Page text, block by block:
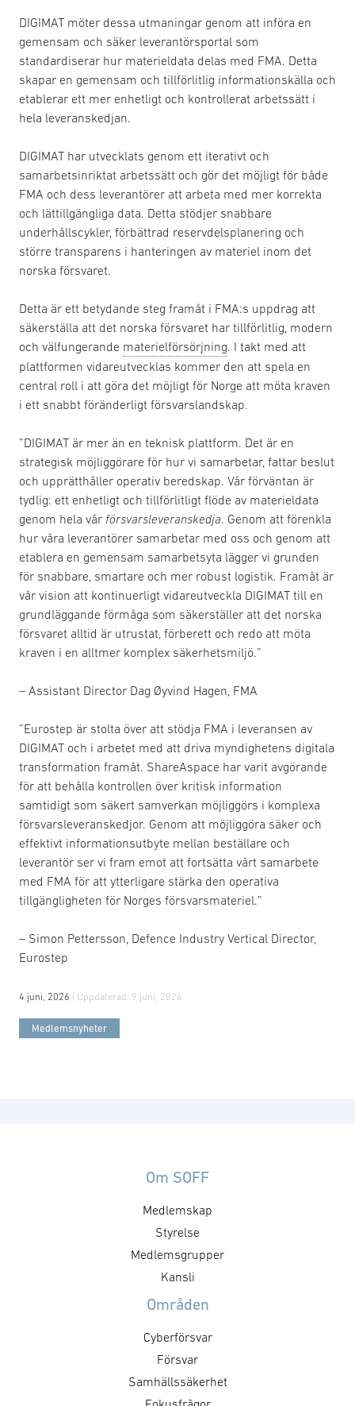
DIGIMAT möter dessa utmaningar genom att införa en
gemensam och säker leverantörsportal som
standardiserar hur materieldata delas med FMA. Detta
skapar en gemensam och tillförlitlig informationskälla och
etablerar ett mer enhetligt och kontrollerat arbetssätt i
hela leveranskedjan.
DIGIMAT har utvecklats genom ett iterativt och
samarbetsinriktat arbetssätt och gör det möjligt för både
FMA och dess leverantörer att arbeta med mer korrekta
och lättillgängliga data. Detta stödjer snabbare
underhållscykler, förbättrad reservdelsplanering och
större transparens i hanteringen av materiel inom det
norska försvaret.
Detta är ett betydande steg framåt i FMA:s uppdrag att
säkerställa att det norska försvaret har tillförlitlig, modern
och välfungerande materielförsörjning. I takt med att
plattformen vidareutvecklas kommer den att spela en
central roll i att göra det möjligt för Norge att möta kraven
i ett snabbt föränderligt försvarslandskap.
”DIGIMAT är mer än en teknisk plattform. Det är en
strategisk möjliggörare för hur vi samarbetar, fattar beslut
och upprätthåller operativ beredskap. Vår förväntan är
tydlig: ett enhetligt och tillförlitligt flöde av materieldata
genom hela vår försvarsleveranskedja. Genom att förenkla
hur våra leverantörer samarbetar med oss och genom att
etablera en gemensam samarbetsyta lägger vi grunden
för snabbare, smartare och mer robust logistik. Framåt är
vår vision att kontinuerligt vidareutveckla DIGIMAT till en
grundläggande förmåga som säkerställer att det norska
försvaret alltid är utrustat, förberett och redo att möta
kraven i en alltmer komplex säkerhetsmiljö.”
– Assistant Director Dag Øyvind Hagen, FMA
”Eurostep är stolta över att stödja FMA i leveransen av
DIGIMAT och i arbetet med att driva myndighetens digitala
transformation framåt. ShareAspace har varit avgörande
för att behålla kontrollen över kritisk information
samtidigt som säkert samverkan möjliggörs i komplexa
försvarsleveranskedjor. Genom att möjliggöra säker och
effektivt informationsutbyte mellan beställare och
leverantör ser vi fram emot att fortsätta vårt samarbete
med FMA för att ytterligare stärka den operativa
tillgängligheten för Norges försvarsmateriel.”
– Simon Pettersson, Defence Industry Vertical Director,
Eurostep
4 juni, 2026 | Uppdaterad: 9 juni, 2026
Medlemsnyheter
Om SOFF
Medlemskap
Styrelse
Medlemsgrupper
Kansli
Områden
Cyberförsvar
Försvar
Samhällssäkerhet